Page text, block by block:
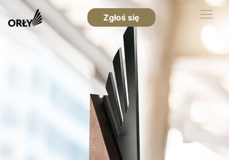
Zgłoś się